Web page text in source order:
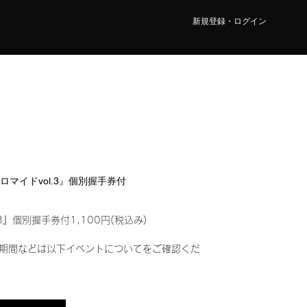
新規登録・ログイン
マイドvol.3』個別握手券付
』個別握手券付1,100円(税込み)
間などは以下イベントについてをご確認くだ